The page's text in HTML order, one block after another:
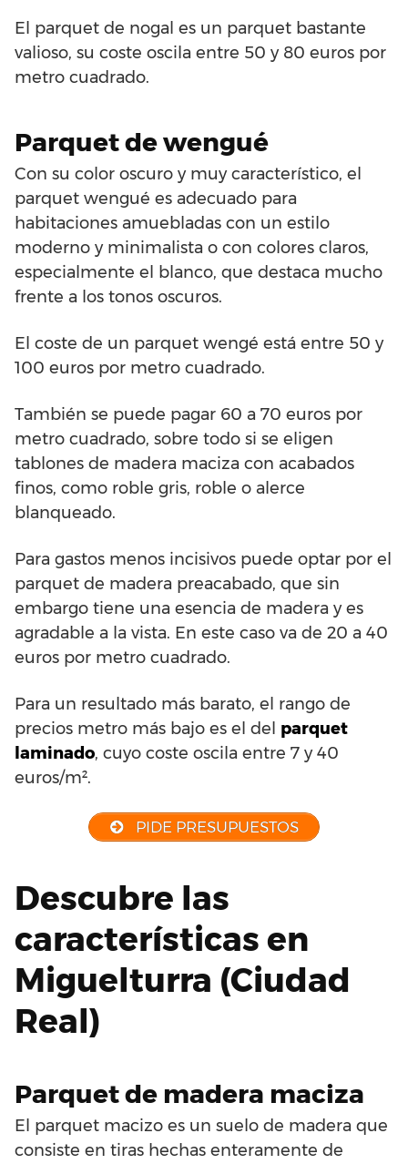
El parquet de nogal es un parquet bastante
valioso, su coste oscila entre 50 y 80 euros por
metro cuadrado.
Parquet de wengué
Con su color oscuro y muy característico, el
parquet wengué es adecuado para
habitaciones amuebladas con un estilo
moderno y minimalista o con colores claros,
especialmente el blanco, que destaca mucho
frente a los tonos oscuros.
El coste de un parquet wengé está entre 50 y
100 euros por metro cuadrado.
También se puede pagar 60 a 70 euros por
metro cuadrado, sobre todo si se eligen
tablones de madera maciza con acabados
finos, como roble gris, roble o alerce
blanqueado.
Para gastos menos incisivos puede optar por el
parquet de madera preacabado, que sin
embargo tiene una esencia de madera y es
agradable a la vista. En este caso va de 20 a 40
euros por metro cuadrado.
Para un resultado más barato, el rango de
precios metro más bajo es el del parquet
laminado, cuyo coste oscila entre 7 y 40
euros/m².
PIDE PRESUPUESTOS
Descubre las
características en
Miguelturra (Ciudad
Real)
Parquet de madera maciza
El parquet macizo es un suelo de madera que
consiste en tiras hechas enteramente de